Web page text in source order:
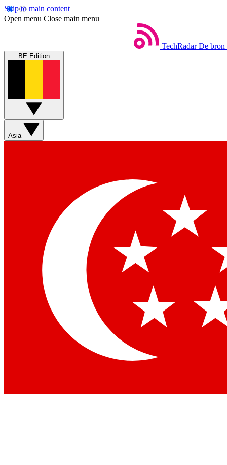
Skip to main content
Open menu Close main menu
TechRadar De bron
BE Edition
Asia